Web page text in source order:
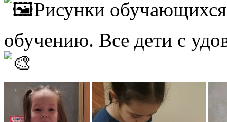
Рисунки
обучению. Все дети с